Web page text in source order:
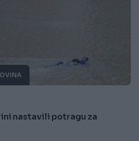
nastavili potragu za